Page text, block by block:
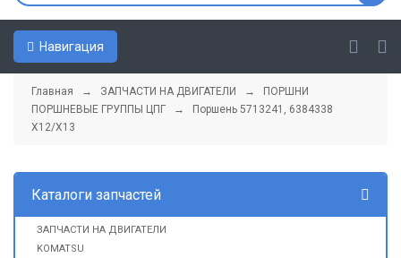
Навигация
Главная → ЗАПЧАСТИ НА ДВИГАТЕЛИ →
ПОРШНИ
ПОРШНЕВЫЕ ГРУППЫ ЦПГ
→ Поршень 5713241, 6384338
X12/X13
Каталоги запчастей
ЗАПЧАСТИ НА ДВИГАТЕЛИ
KOMATSU